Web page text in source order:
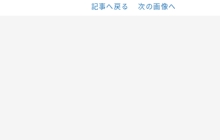
記事へ戻る 次の画像へ